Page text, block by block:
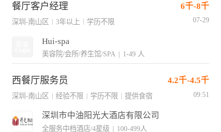
餐厅客户经理 6千-8千
深圳-南山区 3年以上 学历不限 07-29
Hui-spa
美容院/会所/养生馆/SPA | 1-49 人
西餐厅服务员 4.2千-4.5千
深圳-南山区 经验不限 学历不限 提供食宿 09:51
深圳市中油阳光大酒店有限公司
全服务中档酒店/4星级 | 100-499人